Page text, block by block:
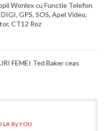
Wonlex cu Functie Telefon
GPS, SOS, Apel Video,
CT12 Roz
FEMEI Ted Baker ceas
LA By YOU